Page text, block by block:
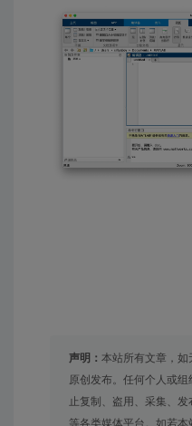
声明： 本站所有文章，如
原创发布。任何个人或
止复制、盗用、采集、
等各类媒体平台。如若